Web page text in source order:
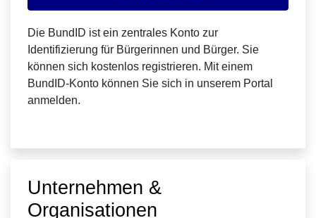
Die BundID ist ein zentrales Konto zur
Identifizierung für Bürgerinnen und Bürger. Sie
können sich kostenlos registrieren. Mit einem
BundID-Konto können Sie sich in unserem Portal
anmelden.
Unternehmen &
Organisationen